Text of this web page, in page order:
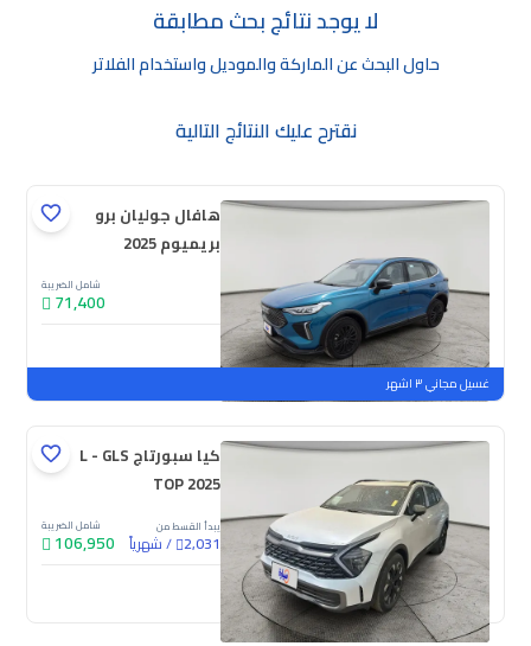
لا يوجد نتائج بحث مطابقة
حاول البحث عن الماركة والموديل واستخدام الفلاتر
نقترح عليك النتائج التالية
هافال جوليان برو
بريميوم 2025
شامل الضريبة
71,400
جديدة
ملوحة
غسيل مجاني ٣ اشهر
كيا سبورتاج L - GLS
TOP 2025
يبدأ القسط من
2,031
/شهرياً
شامل الضريبة
106,950
جديدة